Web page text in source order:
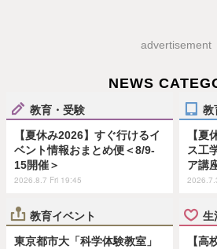
advertisement
NEWS
教育・受験
【夏休み2026】すぐ行けるイ
ベント情報おまとめ便＜8/9-
15開催＞
2026.8.7 Fri 19:45
教
【
ス工
ア講
教育イベント
東京都市大「科学体験教室」
生
【高